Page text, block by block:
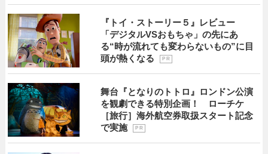
『トイ・ストーリー５』レビュー
「デジタルVSおもちゃ」の先にあ
る“時が流れても変わらないもの”に目
頭が熱くなる
P R
舞台『となりのトトロ』ロンドン公演
を観劇できる特別企画！ ローチケ
［旅行］海外航空券取扱スタート記念
で実施
P R